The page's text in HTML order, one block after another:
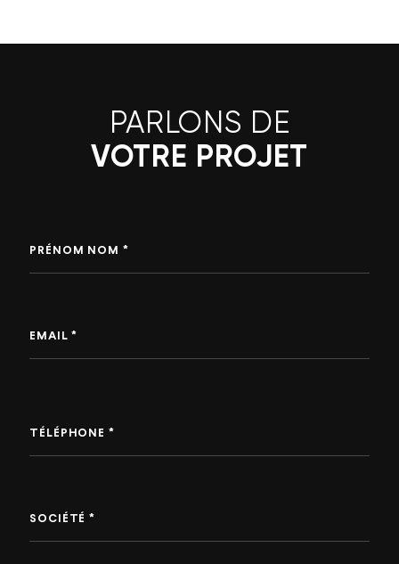
PARLONS DE
VOTRE PROJET
PRÉNOM NOM *
EMAIL *
TÉLÉPHONE *
SOCIÉTÉ *